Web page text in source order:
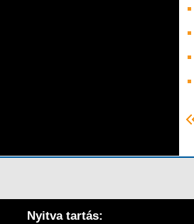
Nyitva tartás: